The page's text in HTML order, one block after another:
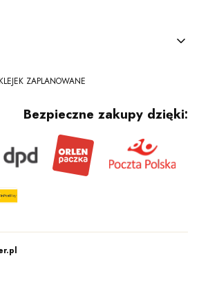
ZAPLANOWANE
Bezpieczne zakupy dzięki: